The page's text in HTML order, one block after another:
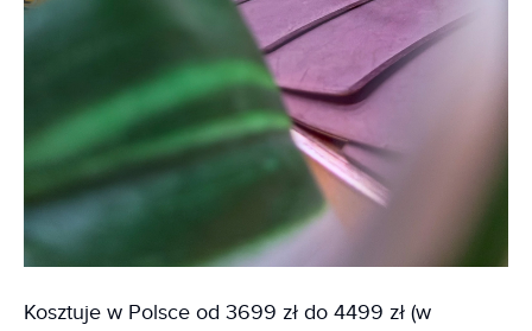
Kosztuje w Polsce od 3699 zł do 4499 zł (w